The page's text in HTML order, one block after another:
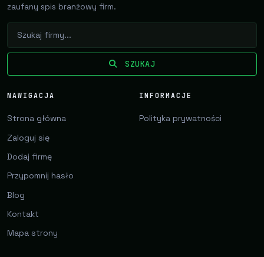
zaufany spis branżowy firm.
SZUKAJ
NAWIGACJA
Strona główna
Zaloguj się
Dodaj firmę
Przypomnij hasło
Blog
Kontakt
Mapa strony
INFORMACJE
Polityka prywatności